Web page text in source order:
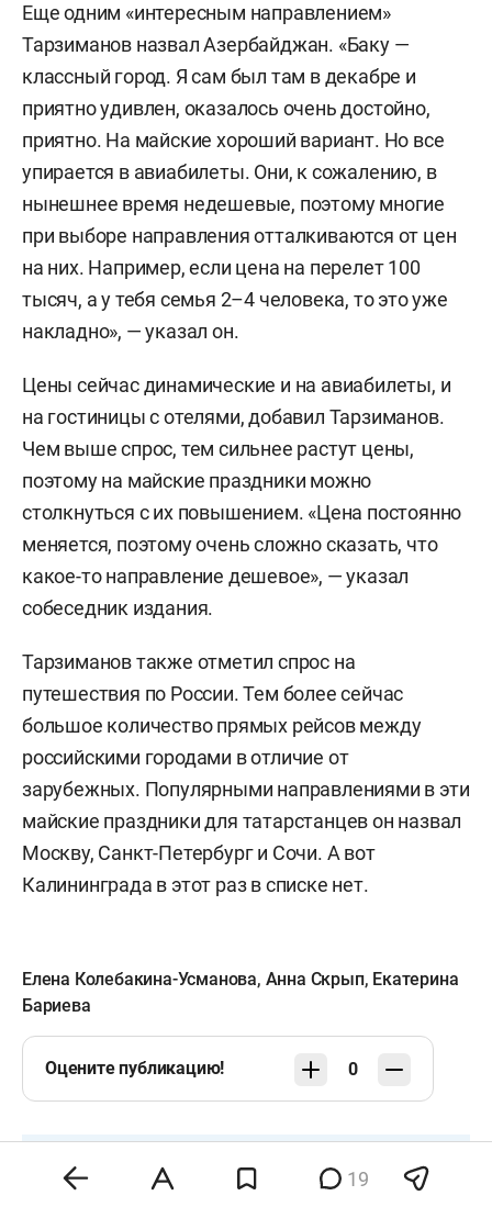
Еще одним «интересным направлением»
Тарзиманов назвал Азербайджан. «Баку —
классный город. Я сам был там в декабре и
приятно удивлен, оказалось очень достойно,
приятно. На майские хороший вариант. Но все
упирается в авиабилеты. Они, к сожалению, в
нынешнее время недешевые, поэтому многие
при выборе направления отталкиваются от цен
на них. Например, если цена на перелет 100
тысяч, а у тебя семья 2–4 человека, то это уже
накладно», — указал он.
Цены сейчас динамические и на авиабилеты, и
на гостиницы с отелями, добавил Тарзиманов.
Чем выше спрос, тем сильнее растут цены,
поэтому на майские праздники можно
столкнуться с их повышением. «Цена постоянно
меняется, поэтому очень сложно сказать, что
какое-то направление дешевое», — указал
собеседник издания.
Тарзиманов также отметил спрос на
путешествия по России. Тем более сейчас
большое количество прямых рейсов между
российскими городами в отличие от
зарубежных. Популярными направлениями в эти
майские праздники для татарстанцев он назвал
Москву, Санкт-Петербург и Сочи. А вот
Калининграда в этот раз в списке нет.
Елена Колебакина-Усманова, Анна Скрып, Екатерина
Бариева
Оцените публикацию! 0
Сделать БО основным источником новостей
19